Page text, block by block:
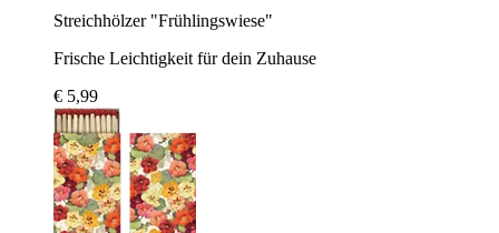
Streichhölzer "Frühlingswiese"
Frische Leichtigkeit für dein Zuhause
€ 5,99